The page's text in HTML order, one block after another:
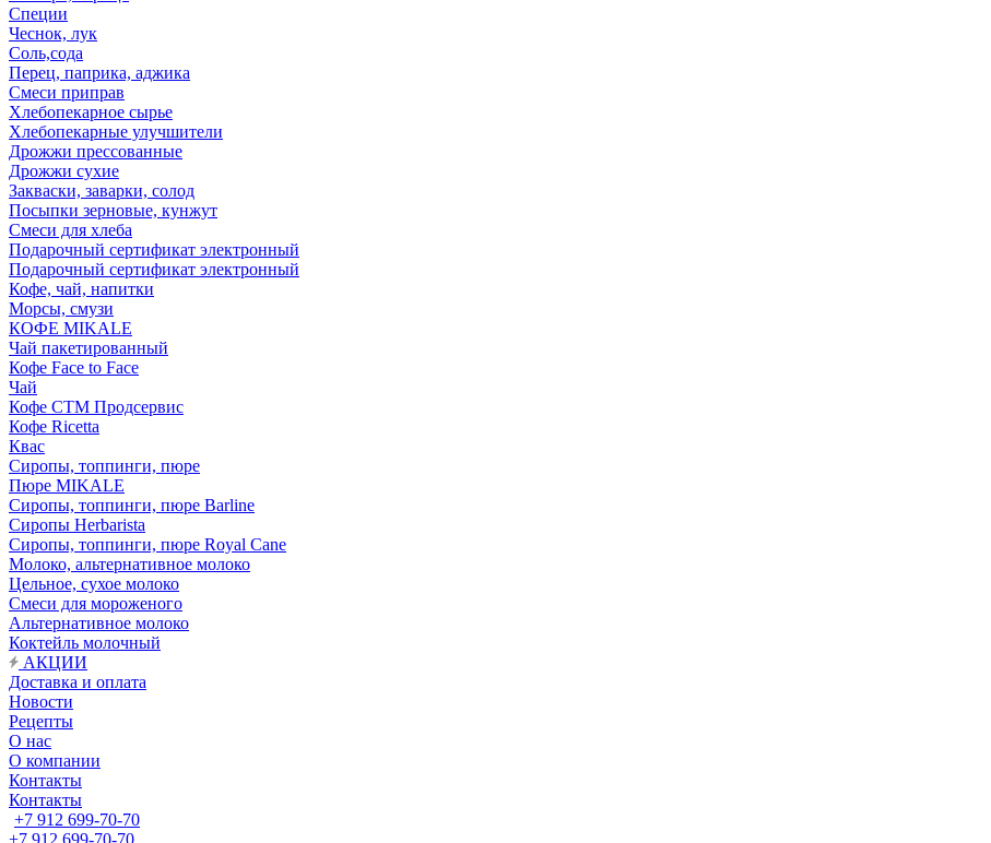
Специи
Чеснок, лук
Соль,сода
Перец, паприка, аджика
Смеси приправ
Хлебопекарное сырье
Хлебопекарные улучшители
Дрожжи прессованные
Дрожжи сухие
Закваски, заварки, солод
Посыпки зерновые, кунжут
Смеси для хлеба
Подарочный сертификат электронный
Подарочный сертификат электронный
Кофе, чай, напитки
Морсы, смузи
КОФЕ MIKALE
Чай пакетированный
Кофе Face to Face
Чай
Кофе СТМ Продсервис
Кофе Ricetta
Квас
Сиропы, топпинги, пюре
Пюре MIKALE
Сиропы, топпинги, пюре Barline
Сиропы Herbarista
Сиропы, топпинги, пюре Royal Cane
Молоко, альтернативное молоко
Цельное, сухое молоко
Смеси для мороженого
Альтернативное молоко
Коктейль молочный
АКЦИИ
Доставка и оплата
Новости
Рецепты
О нас
О компании
Контакты
Контакты
+7 912 699-70-70
+7 912 699-70-70